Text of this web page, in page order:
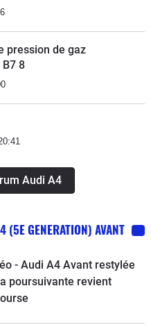
pression de gaz
8
Audi A4
(5E GENERATION) AVANT
- Audi A4 Avant restylée
poursuivante revient